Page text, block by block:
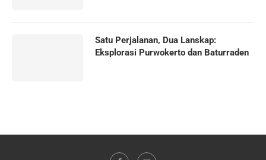
Satu Perjalanan, Dua Lanskap:
Eksplorasi Purwokerto dan Baturraden